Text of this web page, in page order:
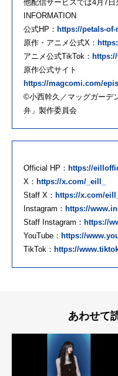
他配信サービスでは4月7日
INFORMATION
公式HP： https://petals-
原作・アニメ公式X：
アニメ公式TikTok：
原作公式サイト
https://magcomi.com/
©小西幹久／マッグガーデ
弁」製作委員会
Official HP： https://
X： https://x.com/_eill_
Staff X： https://x.com/
Instagram： https://
Staff Instagram： https://
YouTube： https://
TikTok： https://
あわせて